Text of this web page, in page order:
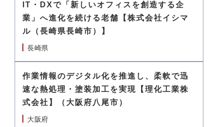
IT・DXで「新しいオフィスを創造する企
業」へ進化を続ける老舗【株式会社イシマ
ル（長崎県長崎市）】
長崎県
作業情報のデジタル化を推進し、柔軟で迅
速な熱処理・塗装加工を実現【理化工業株
式会社】（大阪府八尾市）
大阪府